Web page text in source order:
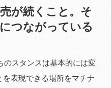
が続くこと。そ
つながっている
のスタンスは基本的には変
表現できる場所をマチナ